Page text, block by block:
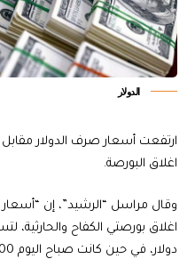
الدولار
ارتفعت أسعار صرف الدولار مقابل
اغلاق البورصة.
وقال مراسل “الرشيد”، إن
دولار، في حين كانت صباح اليوم 154200 دينار”.